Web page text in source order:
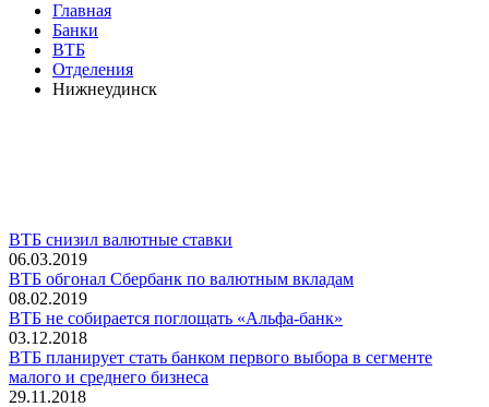
Главная
Банки
ВТБ
Отделения
Нижнеудинск
ВТБ снизил валютные ставки
06.03.2019
ВТБ обгонал Сбербанк по валютным вкладам
08.02.2019
ВТБ не собирается поглощать «Альфа-банк»
03.12.2018
ВТБ планирует стать банком первого выбора в сегменте
малого и среднего бизнеса
29.11.2018